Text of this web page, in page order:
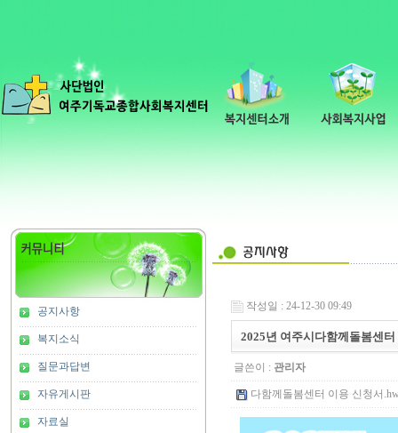
공지사항
복지소식
질문과답변
자유게시판
자료실
작성일 : 24-12-30 09:49
2025년 여주시다함께돌봄센
글쓴이 : 관리자
다함께돌봄센터 이용 신청서